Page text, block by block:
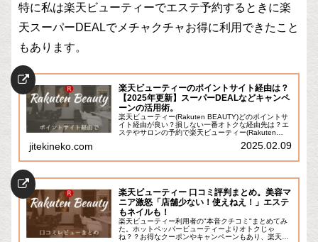
特に私は楽天ビューティーでエステ予約するときに楽
天スーパーDEALでメチャクチャお得に利用できたこと
もあります。
楽天ビューティーのポイントサイト経由は？
【2025年更新】スーパーDEALなどキャンペ
ーンの活用術。
楽天ビューティー(Rakuten BEAUTY)どのポイントサ
イト経由が良い？損しない一番オトクな経由先は？エ
ステやサロンの予約で楽天ビューティー(Rakuten
jitekineko.com 2025.02.09
楽天ビューティー 口コミ評判まとめ。美容マ
ニア激怒「店舗少ない！使えねえ！」エステ
もネイルも！
楽天ビューティー利用者の"本音クチコミ"まとめてみ
た。ホットペッパービューティーよりオトクじゃ
ね？？お得なクーポンやキャンペーンもあり、楽天ポ